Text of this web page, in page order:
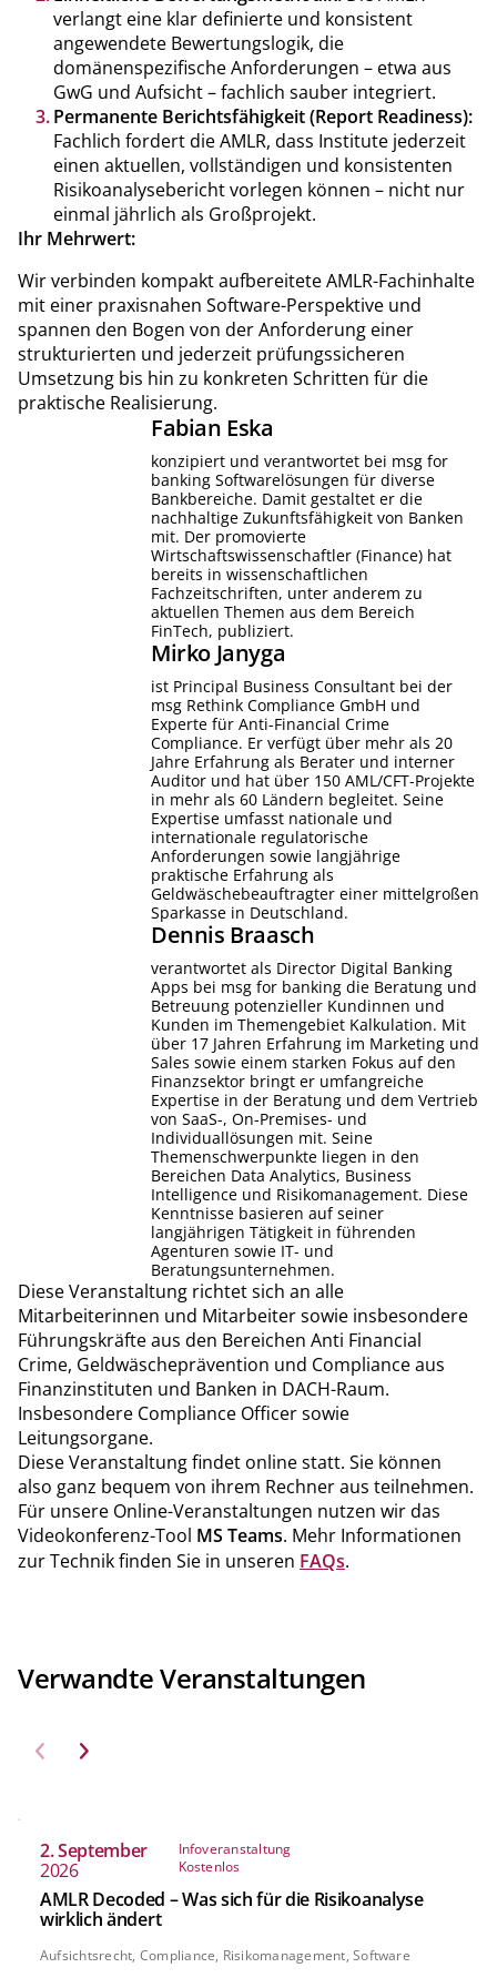
verlangt eine klar definierte und konsistent
angewendete Bewertungslogik, die
domänenspezifische Anforderungen – etwa aus
GwG und Aufsicht – fachlich sauber integriert.
Permanente Berichtsfähigkeit (Report Readiness):
Fachlich fordert die AMLR, dass Institute jederzeit
einen aktuellen, vollständigen und konsistenten
Risikoanalysebericht vorlegen können – nicht nur
einmal jährlich als Großprojekt.
Ihr Mehrwert:
Wir verbinden kompakt aufbereitete AMLR-Fachinhalte
mit einer praxisnahen Software-Perspektive und
spannen den Bogen von der Anforderung einer
strukturierten und jederzeit prüfungssicheren
Umsetzung bis hin zu konkreten Schritten für die
praktische Realisierung.
Fabian Eska
konzipiert und verantwortet bei msg for
banking Softwarelösungen für diverse
Bankbereiche. Damit gestaltet er die
nachhaltige Zukunftsfähigkeit von Banken
mit. Der promovierte
Wirtschaftswissenschaftler (Finance) hat
bereits in wissenschaftlichen
Fachzeitschriften, unter anderem zu
aktuellen Themen aus dem Bereich
FinTech, publiziert.
Mirko Janyga
ist Principal Business Consultant bei der
msg Rethink Compliance GmbH und
Experte für Anti-Financial Crime
Compliance. Er verfügt über mehr als 20
Jahre Erfahrung als Berater und interner
Auditor und hat über 150 AML/CFT-Projekte
in mehr als 60 Ländern begleitet. Seine
Expertise umfasst nationale und
internationale regulatorische
Anforderungen sowie langjährige
praktische Erfahrung als
Geldwäschebeauftragter einer mittelgroßen
Sparkasse in Deutschland.
Dennis Braasch
verantwortet als Director Digital Banking
Apps bei msg for banking die Beratung und
Betreuung potenzieller Kundinnen und
Kunden im Themengebiet Kalkulation. Mit
über 17 Jahren Erfahrung im Marketing und
Sales sowie einem starken Fokus auf den
Finanzsektor bringt er umfangreiche
Expertise in der Beratung und dem Vertrieb
von SaaS-, On-Premises- und
Individuallösungen mit. Seine
Themenschwerpunkte liegen in den
Bereichen Data Analytics, Business
Intelligence und Risikomanagement. Diese
Kenntnisse basieren auf seiner
langjährigen Tätigkeit in führenden
Agenturen sowie IT- und
Beratungsunternehmen.
Diese Veranstaltung richtet sich an alle
Mitarbeiterinnen und Mitarbeiter sowie insbesondere
Führungskräfte aus den Bereichen Anti Financial
Crime, Geldwäscheprävention und Compliance aus
Finanzinstituten und Banken in DACH-Raum.
Insbesondere Compliance Officer sowie
Leitungsorgane.
Diese Veranstaltung findet online statt. Sie können
also ganz bequem von ihrem Rechner aus teilnehmen.
Für unsere Online-Veranstaltungen nutzen wir das
Videokonferenz-Tool MS Teams. Mehr Informationen
zur Technik finden Sie in unseren FAQs.
Verwandte Veranstaltungen
2. September
2026
Infoveranstaltung
Kostenlos
AMLR Decoded – Was sich für die Risikoanalyse
wirklich ändert
Aufsichtsrecht, Compliance, Risikomanagement, Software